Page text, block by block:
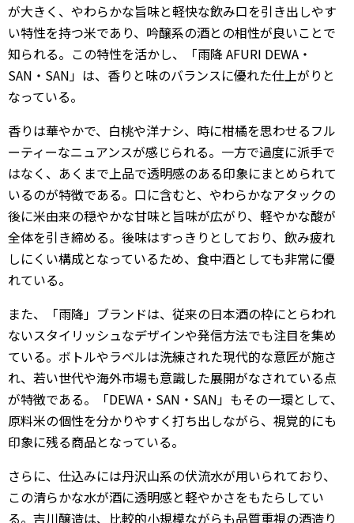
が大きく、やわらかな旨味と軽快な飲み口を引き出しやす
い特性を持つ米であり、吟醸系の酒との相性が良いことで
知られる。この特性を活かし、「雨降 AFURI DEWA・
SAN・SAN」は、香りと味のバランスに優れた仕上がりと
なっている。
香りは華やかで、白桃や洋ナシ、時に柑橘を思わせるフル
ーティーなニュアンスが感じられる。一方で過度に派手で
はなく、あくまで上品で透明感のある印象にまとめられて
いるのが特徴である。口に含むと、やわらかなアタックの
後に米由来の穏やかな甘味と旨味が広がり、軽やかな酸が
全体を引き締める。後味はすっきりとしており、飲み疲れ
しにくい構成となっているため、食中酒としても非常に優
れている。
また、「雨降」ブランドは、従来の日本酒の枠にとらわれ
ないスタイリッシュなデザインや発信方法でも注目を集め
ている。ボトルやラベルは洗練された現代的な意匠が施さ
れ、若い世代や海外市場も意識した展開がなされている点
が特徴である。「DEWA・SAN・SAN」もその一環として、
原料米の個性を分かりやすく打ち出しながら、視覚的にも
印象に残る商品となっている。
さらに、仕込みには丹沢山系の伏流水が用いられており、
この清らかな水が酒に透明感と軽やかさをもたらしてい
る。吉川醸造は、比較的小規模ながらも品質重視の酒造り